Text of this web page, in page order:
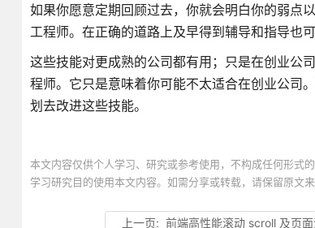
如果你愿意定期回顾过去，你就会明白你的弱点
工程师。在正确的道路上及早得到辅导和指导也
这些技能对更成熟的公司都有用；只是在创业公
程师。它只是意味着你可能不太适合在创业公司
划去改进这些技能。
本文内容仅供个人学习、研究或参考使用，不构成任何形式
学习研究目的使用本文内容。如需分享或转载，请保留原文
上一页:前端高性能滚动 scroll 及页